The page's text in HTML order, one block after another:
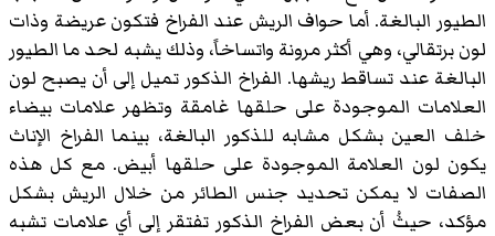
الطيور البالغة. أما حواف الريش عند الفراخ فتكون عريضة وذات
لون برتقالي، وهي أكثر مرونة واتساخاً، وذلك يشبه لحد ما الطيور
البالغة عند تساقط ريشها. الفراخ الذكور تميل إلى أن يصبح لون
العلامات الموجودة على حلقها غامقة وتظهر علامات بيضاء
خلف العين بشكل مشابه للذكور البالغة، بينما الفراخ الإناث
يكون لون العلامة الموجودة على حلقها أبيض. مع كل هذه
الصفات لا يمكن تحديد جنس الطائر من خلال الريش بشكل
مؤكد، حيثُ أن بعض الفراخ الذكور تفتقر إلى أي علامات تشبه